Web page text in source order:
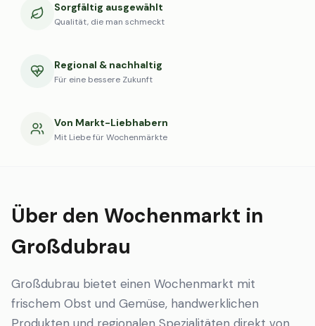
Sorgfältig ausgewählt
Qualität, die man schmeckt
Regional & nachhaltig
Für eine bessere Zukunft
Von Markt-Liebhabern
Mit Liebe für Wochenmärkte
Über den Wochenmarkt in
Großdubrau
Großdubrau bietet einen Wochenmarkt mit
frischem Obst und Gemüse, handwerklichen